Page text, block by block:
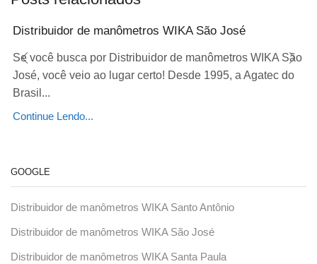
Distribuidor de manômetros WIKA São José
Se você busca por Distribuidor de manômetros WIKA São
José, você veio ao lugar certo! Desde 1995, a Agatec do
Brasil...
Continue Lendo...
GOOGLE
Distribuidor de manômetros WIKA Santo Antônio
Distribuidor de manômetros WIKA São José
Distribuidor de manômetros WIKA Santa Paula